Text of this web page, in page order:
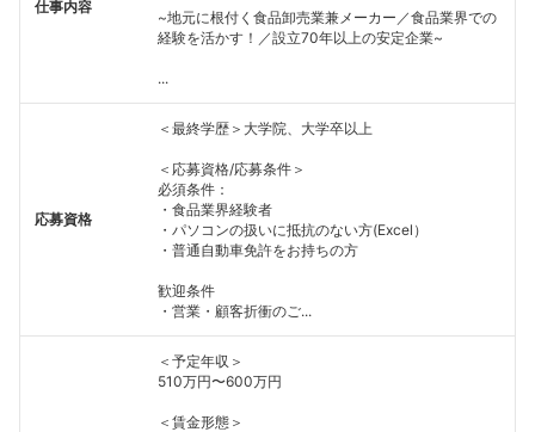
仕事内容
~地元に根付く食品卸売業兼メーカー／食品業界での
経験を活かす！／設立70年以上の安定企業~
...
応募資格
＜最終学歴＞大学院、大学卒以上
＜応募資格/応募条件＞
必須条件：
・食品業界経験者
・パソコンの扱いに抵抗のない方(Excel）
・普通自動車免許をお持ちの方
歓迎条件
・営業・顧客折衝のご...
＜予定年収＞
510万円〜600万円
＜賃金形態＞